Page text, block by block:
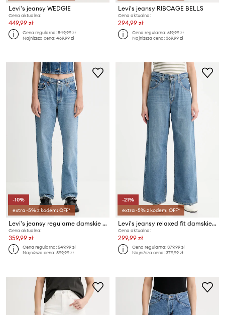
Levi's jeansy WEDGIE
Cena aktualna:
449,99 zł
Cena regularna:549,99 zł
Najniższa cena:469,99 zł
Levi's jeansy RIBCAGE BELLS
Cena aktualna:
294,99 zł
Cena regularna:619,99 zł
Najniższa cena:369,99 zł
-10%
extra -5% z kodem: OFF*
Levi's jeansy regularne damskie 501® 90S
Cena aktualna:
359,99 zł
Cena regularna:549,99 zł
Najniższa cena:399,99 zł
-21%
extra -5% z kodem: OFF*
Levi's jeansy relaxed fit damskie CINCH BAGGY
Cena aktualna:
299,99 zł
Cena regularna:379,99 zł
Najniższa cena:379,99 zł